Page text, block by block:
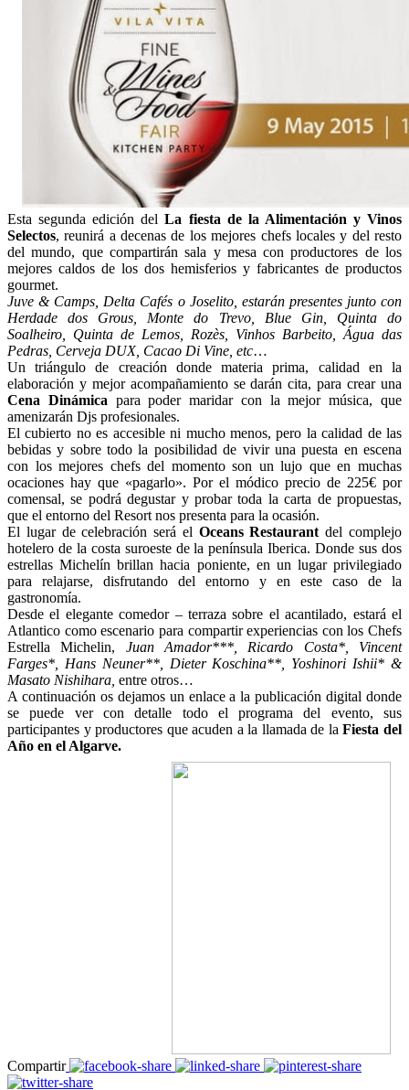
Esta segunda edición delLa fiesta de la Alimentación y Vinos
Selectos, reunirá a decenas de los mejores chefs locales y del resto
del mundo, que compartirán sala y mesa con productores de los
mejores caldos de los dos hemisferios y fabricantes de productos
gourmet.
Juve & Camps, Delta Cafés o Joselito, estarán presentes junto con
Herdade dos Grous, Monte do Trevo, Blue Gin, Quinta do
Soalheiro, Quinta de Lemos, Rozès, Vinhos Barbeito, Água das
Pedras, Cerveja DUX, Cacao Di Vine, etc…
Un triángulo de creación donde materia prima, calidad en la
elaboración y mejor acompañamiento se darán cita, para crear una
Cena Dinámica para poder maridar con la mejor música, que
amenizarán Djs profesionales.
El cubierto no es accesible ni mucho menos, pero la calidad de las
bebidas y sobre todo la posibilidad de vivir una puesta en escena
con los mejores chefs del momento son un lujo que en muchas
ocaciones hay que «pagarlo». Por el módico precio de 225€ por
comensal, se podrá degustar y probar toda la carta de propuestas,
que el entorno del Resort nos presenta para la ocasión.
El lugar de celebración será el Oceans Restaurant del complejo
hotelero de la costa suroeste de la península Iberica. Donde sus dos
estrellas Michelín brillan hacia poniente, en un lugar privilegiado
para relajarse, disfrutando del entorno y en este caso de la
gastronomía.
Desde el elegante comedor – terraza sobre el acantilado, estará el
Atlantico como escenario para compartir experiencias con los Chefs
Estrella Michelin, Juan Amador***, Ricardo Costa*, Vincent
Farges*, Hans Neuner**, Dieter Koschina**, Yoshinori Ishii* &
Masato Nishihara, entre otros…
A continuación os dejamos un enlace a la publicación digital donde
se puede ver con detalle todo el programa del evento, sus
participantes y productores que acuden a la llamada de laFiesta del
Año en el Algarve.
Compartir